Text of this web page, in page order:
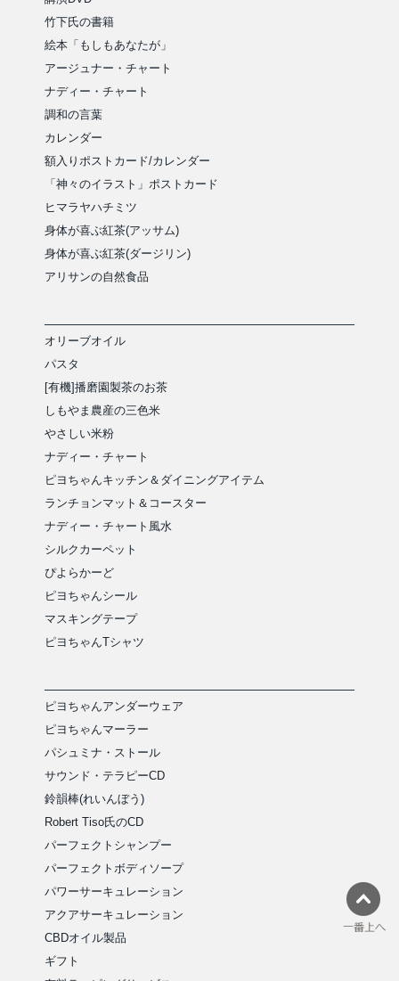
竹下氏の書籍
絵本「もしもあなたが」
アージュナー・チャート
ナディー・チャート
調和の言葉
カレンダー
額入りポストカード/カレンダー
「神々のイラスト」ポストカード
ヒマラヤハチミツ
身体が喜ぶ紅茶(アッサム)
身体が喜ぶ紅茶(ダージリン)
アリサンの自然食品
オリーブオイル
パスタ
[有機]播磨園製茶のお茶
しもやま農産の三色米
やさしい米粉
ナディー・チャート
ピヨちゃんキッチン＆ダイニングアイテム
ランチョンマット＆コースター
ナディー・チャート風水
シルクカーペット
ぴよらかーど
ピヨちゃんシール
マスキングテープ
ピヨちゃんTシャツ
ピヨちゃんアンダーウェア
ピヨちゃんマーラー
パシュミナ・ストール
サウンド・テラピーCD
鈴韻棒(れいんぼう)
Robert Tiso氏のCD
パーフェクトシャンプー
パーフェクトボディソープ
パワーサーキュレーション
アクアサーキュレーション
CBDオイル製品
ギフト